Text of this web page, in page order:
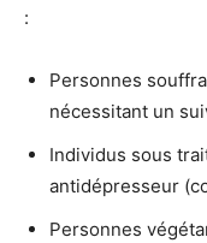
:
Personnes
nécessitant un
Individus sous
antidépresseur
Personnes